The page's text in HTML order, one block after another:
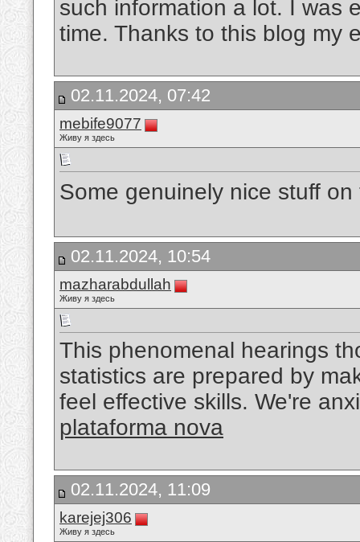
such information a lot. I was
time. Thanks to this blog my
02.11.2024, 07:42
mebife9077
Живу я здесь
Some genuinely nice stuff
02.11.2024, 10:54
mazharabdullah
Живу я здесь
This phenomenal hearings
statistics are prepared by
feel effective skills. We're
plataforma nova
02.11.2024, 11:09
karejej306
Живу я здесь